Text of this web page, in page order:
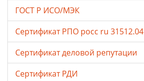
ГОСТ Р ИСО/МЭК
Сертификат РПО росс ru 31512.04
Сертификат деловой репутации
Сертификат РДИ